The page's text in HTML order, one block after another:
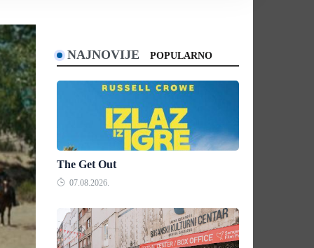
NAJNOVIJE POPULARNO
The Get Out
07.08.2026.